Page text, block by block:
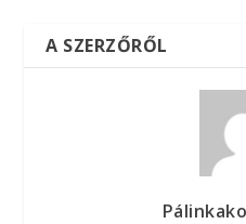
A SZERZŐRŐL